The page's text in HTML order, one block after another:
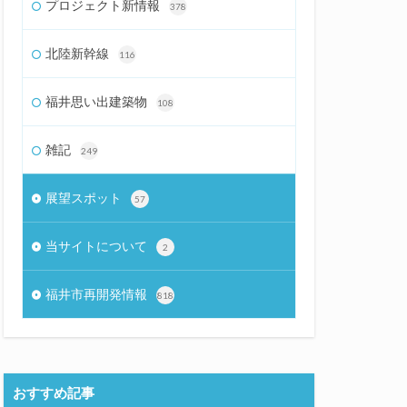
プロジェクト新情報 378
北陸新幹線 116
福井思い出建築物 108
雑記 249
展望スポット 57
当サイトについて 2
福井市再開発情報 818
おすすめ記事